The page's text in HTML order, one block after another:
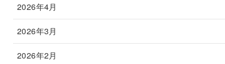
2026年4月
2026年3月
2026年2月